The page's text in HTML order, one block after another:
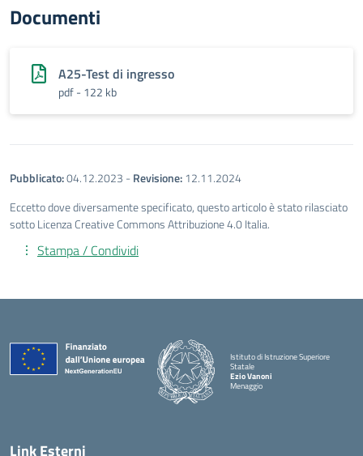
Documenti
A25-Test di ingresso
pdf - 122 kb
Pubblicato:04.12.2023 -Revisione:12.11.2024
Eccetto dove diversamente specificato, questo articolo è stato rilasciato
sotto Licenza Creative Commons Attribuzione 4.0 Italia.
Stampa / Condividi
Istituto di Istruzione Superiore
Statale
Ezio Vanoni
Menaggio
— Visita la pagina iniziale della scuola
Link Esterni